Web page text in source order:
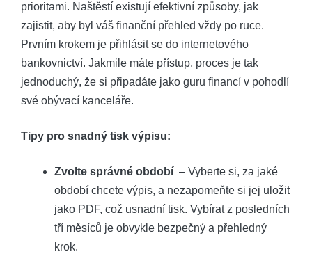
prioritami. Naštěstí existují efektivní způsoby, jak
zajistit, aby byl váš finanční⁢ přehled⁢ vždy⁣ po ruce.
Prvním krokem ⁢je přihlásit se⁣ do internetového‌
bankovnictví. Jakmile máte⁣ přístup,‍ proces​ je tak
jednoduchý, že si připadáte jako guru financí⁤ v pohodlí​
své obývací kanceláře.
Tipy ‍pro snadný tisk výpisu:
Zvolte správné období ⁢ – Vyberte⁢ si, za jaké
období chcete výpis,⁣ a nezapomeňte si jej uložit​
jako PDF, což usnadní tisk. Vybírat z posledních
tří měsíců je​ obvykle ‍bezpečný⁤ a přehledný ​
krok.